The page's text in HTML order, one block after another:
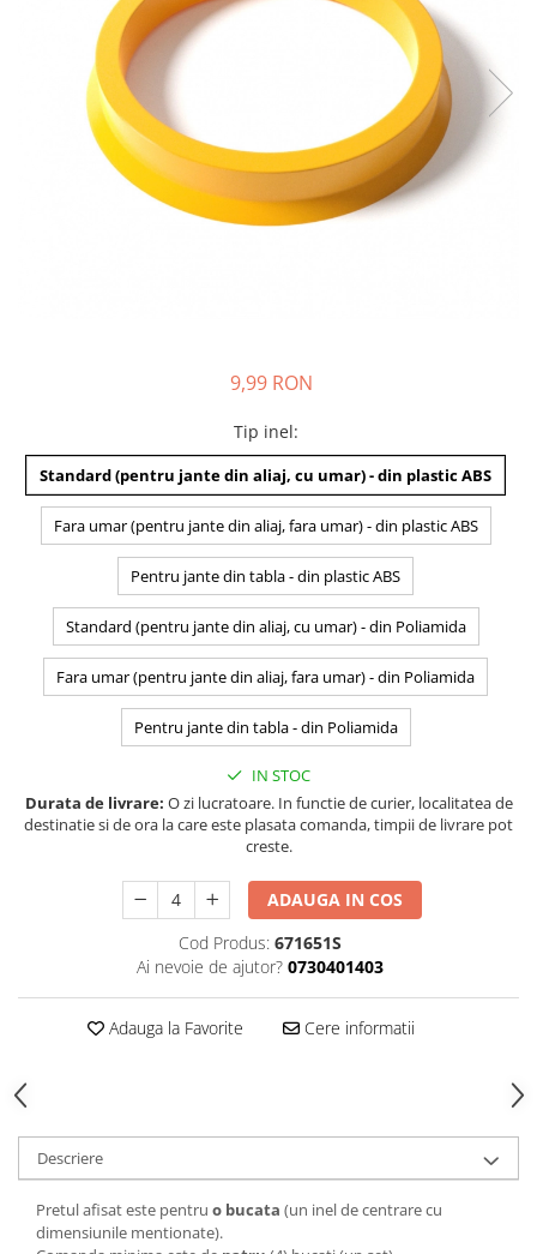
9,99 RON
Tip inel:
Standard (pentru jante din aliaj, cu umar) - din plastic ABS
Fara umar (pentru jante din aliaj, fara umar) - din plastic ABS
Pentru jante din tabla - din plastic ABS
Standard (pentru jante din aliaj, cu umar) - din Poliamida
Fara umar (pentru jante din aliaj, fara umar) - din Poliamida
Pentru jante din tabla - din Poliamida
IN STOC
Durata de livrare: O zi lucratoare. In functie de curier, localitatea de
destinatie si de ora la care este plasata comanda, timpii de livrare pot
creste.
ADAUGA IN COS
Cod Produs: 671651S
Ai nevoie de ajutor? 0730401403
Adauga la Favorite Cere informatii
Descriere
Pretul afisat este pentru o bucata (un inel de centrare cu
dimensiunile mentionate).